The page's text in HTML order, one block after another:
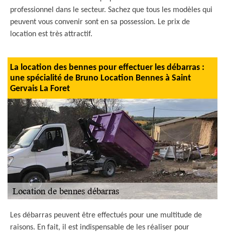
professionnel dans le secteur. Sachez que tous les modèles qui
peuvent vous convenir sont en sa possession. Le prix de
location est très attractif.
La location des bennes pour effectuer les débarras :
une spécialité de Bruno Location Bennes à Saint
Gervais La Foret
Les débarras peuvent être effectués pour une multitude de
raisons. En fait, il est indispensable de les réaliser pour